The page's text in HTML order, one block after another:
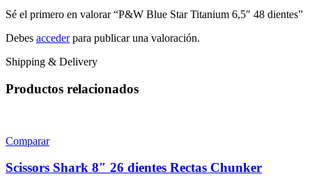
Sé el primero en valorar “P&W Blue Star Titanium 6,5″ 48 dientes”
Debes accederpara publicar una valoración.
Shipping & Delivery
Productos relacionados
Comparar
Scissors Shark 8″ 26 dientes Rectas Chunker